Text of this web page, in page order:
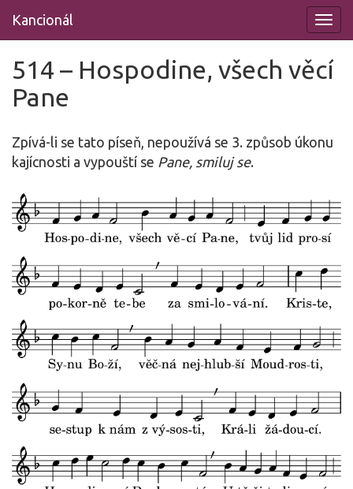
na
Kancionál
514 – Hospodine, všech věcí
Pane
Zpívá-li se tato píseň, nepoužívá se 3. způsob úkonu
kajícnosti a vypouští se Pane, smiluj se.